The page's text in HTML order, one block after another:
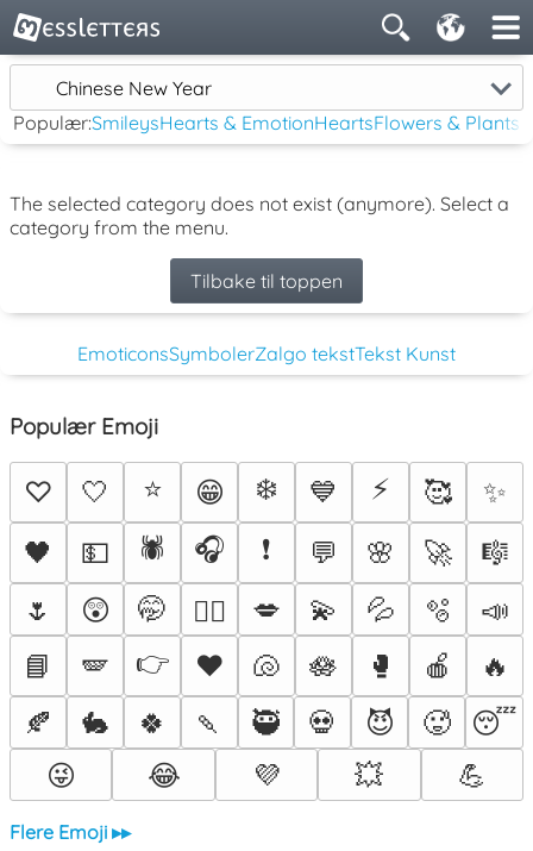
Chinese New Year
Populær:SmileysHearts & EmotionHeartsFlowers & Plants
The selected category does not exist (anymore). Select a
category from the menu.
Tilbake til toppen
EmoticonsSymbolerZalgo tekstTekst Kunst
Populær Emoji
♡ 🤍 ⭐ 😁 ❄️ 💙 ⚡ 🥰
✨
🖤
💵 🕷️ 🎧 ❗ 💬 🌸 🚀
🎼
🌷
😲 🤭 ❤️‍🔥 💋 💫 💦 🫧
📣
📘
🪽 👉 ♥️ 🐚 🪷 🥊 🍎
🔥
🍂
🐇 🍀 🍡 🥷 💀 😈 🥵
😴
😜
😂 💜 💥 💪
Flere Emoji ▸▸